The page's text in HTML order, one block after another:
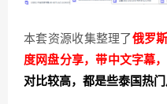
本套资源收集整理了 俄罗
度网盘分享，带中文字幕
对比较高，都是些泰国热门